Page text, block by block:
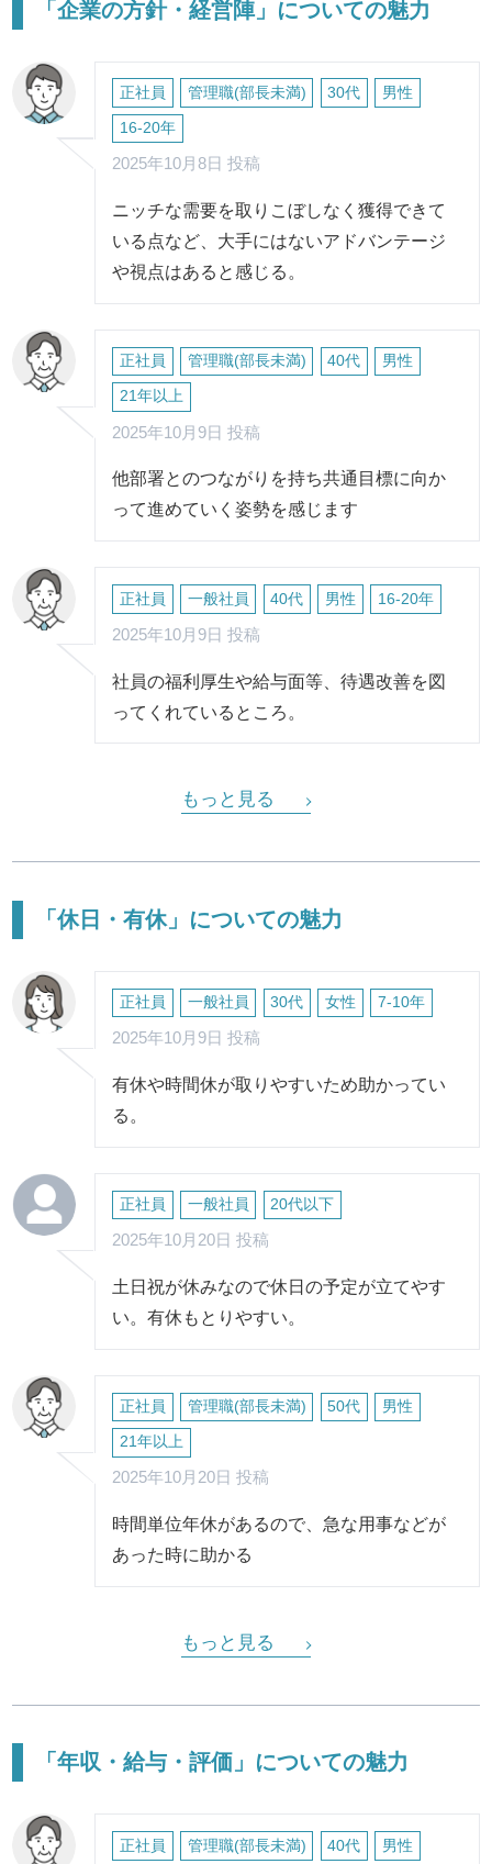
「企業の方針・経営陣」についての魅力
正社員 管理職(部長未満) 30代 男性
16-20年
2025年10月8日 投稿
ニッチな需要を取りこぼしなく獲得できて
いる点など、大手にはないアドバンテージ
や視点はあると感じる。
正社員 管理職(部長未満) 40代 男性
21年以上
2025年10月9日 投稿
他部署とのつながりを持ち共通目標に向か
って進めていく姿勢を感じます
正社員 一般社員 40代 男性 16-20年
2025年10月9日 投稿
社員の福利厚生や給与面等、待遇改善を図
ってくれているところ。
もっと見る
「休日・有休」についての魅力
正社員 一般社員 30代 女性 7-10年
2025年10月9日 投稿
有休や時間休が取りやすいため助かってい
る。
正社員 一般社員 20代以下
2025年10月20日 投稿
土日祝が休みなので休日の予定が立てやす
い。有休もとりやすい。
正社員 管理職(部長未満) 50代 男性
21年以上
2025年10月20日 投稿
時間単位年休があるので、急な用事などが
あった時に助かる
もっと見る
「年収・給与・評価」についての魅力
正社員 管理職(部長未満) 40代 男性